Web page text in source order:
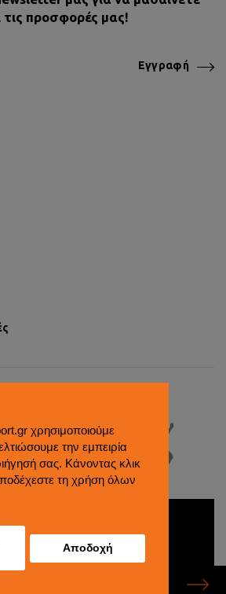
χρησιμοποιούμε
την εμπειρία
σας. Κάνοντας κλικ
τη χρήση όλων
Αποδοχή
τις προσφορές μας!
Εγγραφή
Πληρωμή μέσω τραπέζης